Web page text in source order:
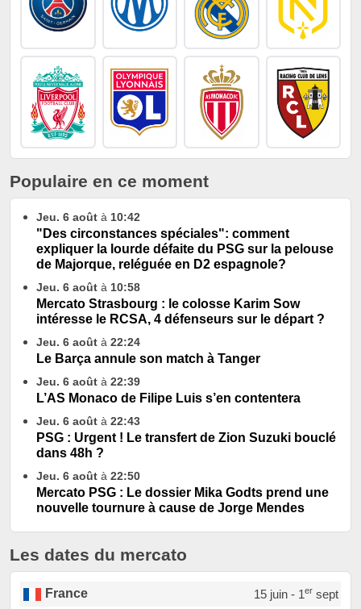
Populaire en ce moment
Jeu. 6 août à 10:42
"Des circonstances spéciales": comment
expliquer la lourde défaite du PSG sur la pelouse
de Majorque, reléguée en D2 espagnole?
Jeu. 6 août à 10:58
Mercato Strasbourg : le colosse Karim Sow
intéresse le RCSA, 4 défenseurs sur le départ ?
Jeu. 6 août à 22:24
Le Barça annule son match à Tanger
Jeu. 6 août à 22:39
L’AS Monaco de Filipe Luis s’en contentera
Jeu. 6 août à 22:43
PSG : Urgent ! Le transfert de Zion Suzuki bouclé
dans 48h ?
Jeu. 6 août à 22:50
Mercato PSG : Le dossier Mika Godts prend une
nouvelle tournure à cause de Jorge Mendes
Les dates du mercato
France 15 juin - 1ersept